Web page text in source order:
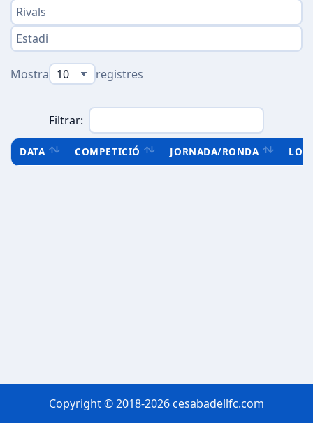
Mostra registres
Filtrar:
DATA COMPETICIÓ JORNADA/RONDA
Copyright © 2018-2026 cesabadellfc.com